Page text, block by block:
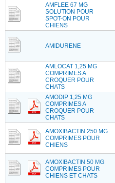
AMFLEE 67 MG
SOLUTION POUR
SPOT-ON POUR
CHIENS
AMIDURENE
AMLOCAT 1,25 MG
COMPRIMES A
CROQUER POUR
CHATS
AMODIP 1,25 MG
COMPRIMES A
CROQUER POUR
CHATS
AMOXIBACTIN 250 MG
COMPRIMES POUR
CHIENS
AMOXIBACTIN 50 MG
COMPRIMES POUR
CHIENS ET CHATS